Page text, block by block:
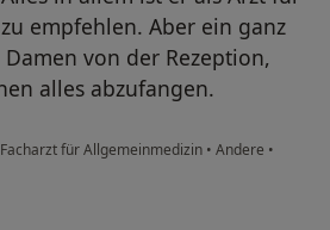
empfehlen. Aber ein ganz
von der Rezeption,
alles abzufangen.
für Allgemeinmedizin • Andere •